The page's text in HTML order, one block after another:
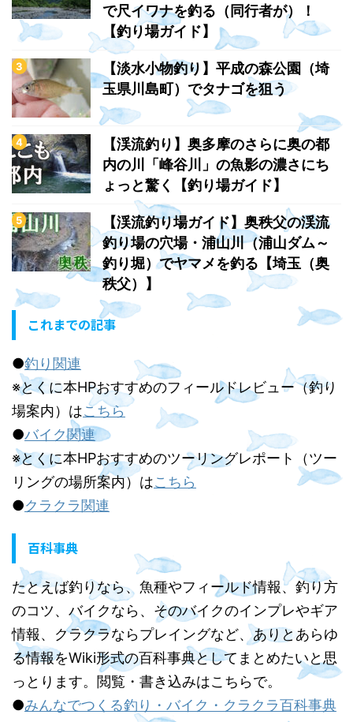
で尺イワナを釣る（同行者が）！
【釣り場ガイド】
【淡水小物釣り】平成の森公園（埼
玉県川島町）でタナゴを狙う
【渓流釣り】奥多摩のさらに奥の都
内の川「峰谷川」の魚影の濃さにち
ょっと驚く【釣り場ガイド】
【渓流釣り場ガイド】奥秩父の渓流
釣り場の穴場・浦山川（浦山ダム～
釣り堀）でヤマメを釣る【埼玉（奥
秩父）】
これまでの記事
●釣り関連
※とくに本HPおすすめのフィールドレビュー（釣り
場案内）はこちら
●バイク関連
※とくに本HPおすすめのツーリングレポート（ツー
リングの場所案内）はこちら
●クラクラ関連
百科事典
たとえば釣りなら、魚種やフィールド情報、釣り方
のコツ、バイクなら、そのバイクのインプレやギア
情報、クラクラならプレイングなど、ありとあらゆ
る情報をWiki形式の百科事典としてまとめたいと思
っとります。閲覧・書き込みはこちらで。
●みんなでつくる釣り・バイク・クラクラ百科事典